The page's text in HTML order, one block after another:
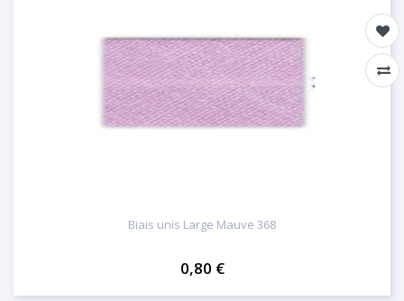
Biais unis Large Mauve 368
0,80 €